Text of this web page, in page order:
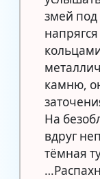
змей под
камню,
На
вдруг
тёмная